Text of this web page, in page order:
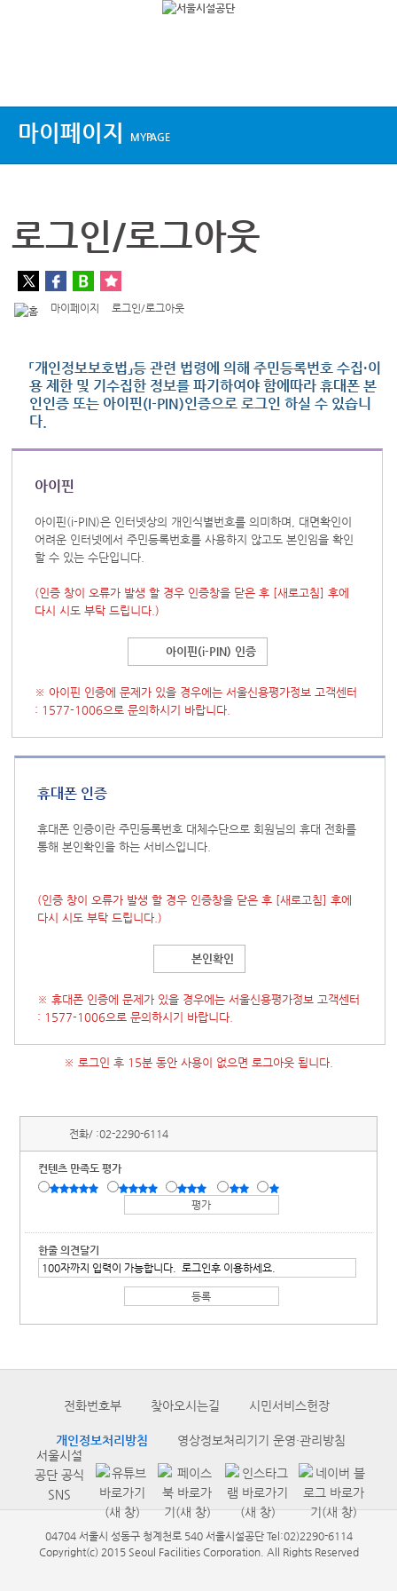
마이페이지 MYPAGE
로그인/로그아웃
마이페이지 로그인/로그아웃
「개인정보보호법」등 관련 법령에 의해 주민등록번호 수집·이
용 제한 및 기수집한 정보를 파기하여야 함에따라 휴대폰 본
인인증 또는 아이핀(I-PIN)인증으로 로그인 하실 수 있습니
다.
아이핀
아이핀(i-PIN)은 인터넷상의 개인식별번호를 의미하며, 대면확인이
어려운 인터넷에서 주민등록번호를 사용하지 않고도 본인임을 확인
할 수 있는 수단입니다.
(인증 창이 오류가 발생 할 경우 인증창을 닫은 후 [새로고침] 후에
다시 시도 부탁 드립니다.)
아이핀(i-PIN) 인증
※ 아이핀 인증에 문제가 있을 경우에는 서울신용평가정보 고객센터
: 1577-1006으로 문의하시기 바랍니다.
휴대폰 인증
휴대폰 인증이란 주민등록번호 대체수단으로 회원님의 휴대 전화를
통해 본인확인을 하는 서비스입니다.
(인증 창이 오류가 발생 할 경우 인증창을 닫은 후 [새로고침] 후에
다시 시도 부탁 드립니다.)
본인확인
※ 휴대폰 인증에 문제가 있을 경우에는 서울신용평가정보 고객센터
: 1577-1006으로 문의하시기 바랍니다.
※ 로그인 후 15분 동안 사용이 없으면 로그아웃 됩니다.
전화/ :02-2290-6114
컨텐츠 만족도 평가
한줄 의견달기
전화번호부 찾아오시는길 시민서비스헌장
개인정보처리방침
영상정보처리기기 운영·관리방침
서울시설
공단 공식
SNS
04704 서울시 성동구 청계천로 540 서울시설공단 Tel:02)2290-6114
Copyright(c) 2015 Seoul Facilities Corporation. All Rights Reserved